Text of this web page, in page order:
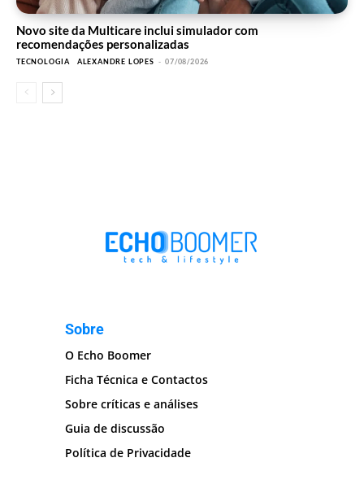
Novo site da Multicare inclui simulador com
recomendações personalizadas
TECNOLOGIA ALEXANDRE LOPES - 07/08/2026
Sobre
O Echo Boomer
Ficha Técnica e Contactos
Sobre críticas e análises
Guia de discussão
Política de Privacidade